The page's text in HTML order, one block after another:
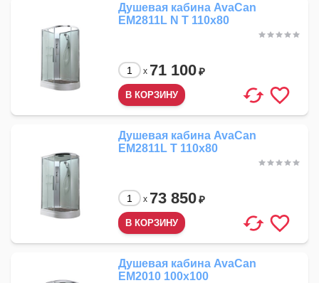
Душевая кабина AvaCan
EM2811L N T 110x80
x 71 100₽
Душевая кабина AvaCan
EM2811L T 110x80
x 73 850₽
Душевая кабина AvaCan
EM2010 100x100